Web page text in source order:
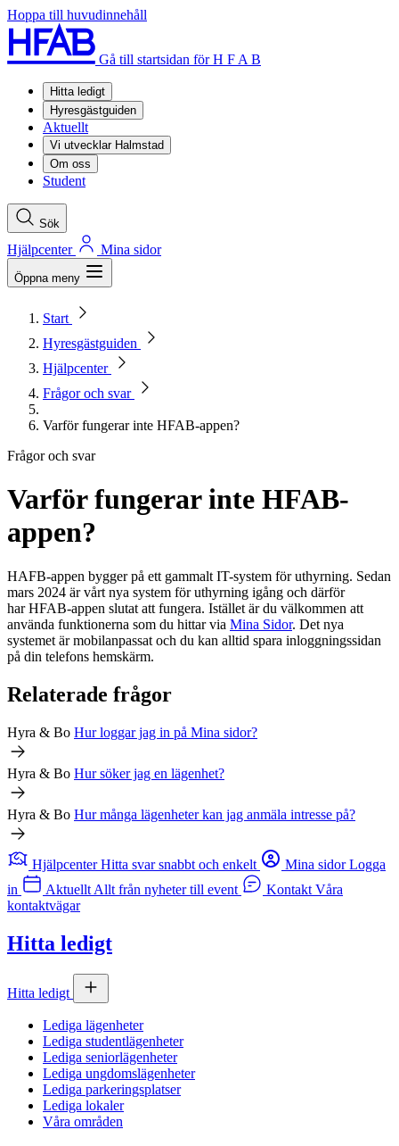
Hoppa till huvudinnehåll
Gå till startsidan för H F A B
Hitta ledigt
Hyresgästguiden
Aktuellt
Vi utvecklar Halmstad
Om oss
Student
Sök
Hjälpcenter Mina sidor
Öppna meny
Start
Hyresgästguiden
Hjälpcenter
Frågor och svar
Varför fungerar inte HFAB-appen?
Frågor och svar
Varför fungerar inte HFAB-
appen?
HAFB-appen bygger på ett gammalt IT-system för uthyrning. Sedan
mars 2024 är vårt nya system för uthyrning igång och därför
harHFAB-appen slutat att fungera. Istället är du välkommen att
använda funktionerna som du hittar via Mina Sidor. Det nya
systemet är mobilanpassat och du kan alltid spara inloggningssidan
på din telefons hemskärm.
Relaterade frågor
Hyra & Bo Hur loggar jag in på Mina sidor?
Hyra & Bo Hur söker jag en lägenhet?
Hyra & Bo Hur många lägenheter kan jag anmäla intresse på?
Hjälpcenter Hitta svar snabbt och enkelt Mina sidor Logga
in
Aktuellt Allt från nyheter till event Kontakt Våra
kontaktvägar
Hitta ledigt
Hitta ledigt
Lediga lägenheter
Lediga studentlägenheter
Lediga seniorlägenheter
Lediga ungdomslägenheter
Lediga parkeringsplatser
Lediga lokaler
Våra områden